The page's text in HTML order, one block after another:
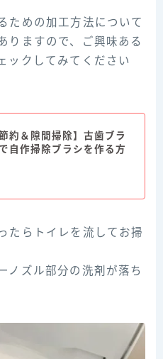
ための加工方法について
りますので、ご興味ある
ックしてみてください
節約＆隙間掃除】古歯ブラ
自作掃除ブラシを作る方
たらトイレを流してお掃
ノズル部分の洗剤が落ち